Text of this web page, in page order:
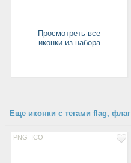
Просмотреть все
иконки из набора
Еще иконки с тегами flag, флаг
PNG ICO